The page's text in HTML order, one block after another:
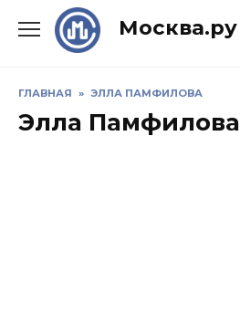
Москва.ру
ГЛАВНАЯ » ЭЛЛА ПАМФИЛОВА
Элла Памфилова